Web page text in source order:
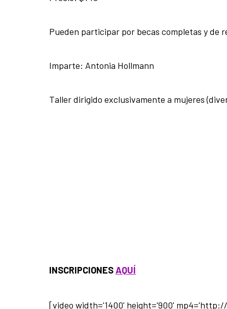
Pueden participar por becas completas y de
Imparte: Antonia Hollmann
Taller dirigido exclusivamente a mujeres
INSCRIPCIONESAQUÍ
[video width='1400' height='900'